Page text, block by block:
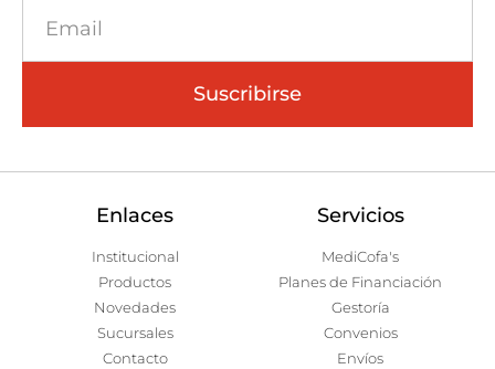
Suscribirse
Enlaces
Institucional
Productos
Novedades
Sucursales
Contacto
Servicios
MediCofa's
Planes de Financiación
Gestoría
Convenios
Envíos